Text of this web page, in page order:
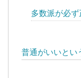
多数派が必
普通がいいとい